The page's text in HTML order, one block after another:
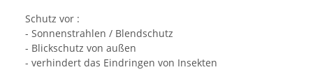
Schutz vor :
- Sonnenstrahlen / Blendschutz
- Blickschutz von außen
- verhindert das Eindringen von Insekten